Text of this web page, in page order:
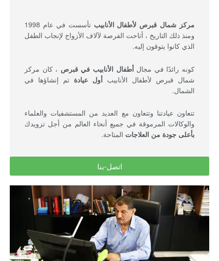
مركز شمال قبرص لأطفال الأنابيب
تأسست في عام 1998
ومنذ ذلك التاريخ ، أتاحت الفرصة لآلاف الأزواج لإنجاب الطفل
الذي كانوا يتوقون إليه.
كونه رائدًا في مجالأطفال الأنابيب في قبرص ، كان مركز
شمال قبرص لأطفال الأنابيب أول عيادة تم إنشاؤها في
الشمال.
تتعاون عيادتنا وتتعاون مع العديد من المستشفيات والعلماء
والوكالات المرموقة في جميع أنحاء العالم من أجل تزويدك
بأعلى جودة من العلاجات المتاحة.
اتصل-بنا